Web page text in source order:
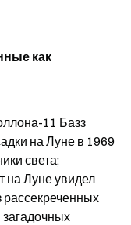
как
11 Базз
на Луне в 1969
света;
на Луне увидел